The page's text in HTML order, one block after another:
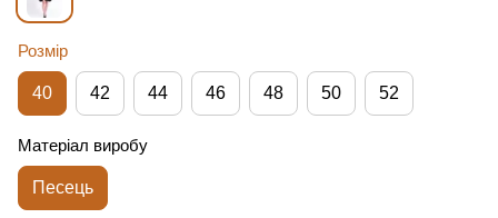
Розмір
40 42 44 46 48 50 52
Матеріал виробу
Песець